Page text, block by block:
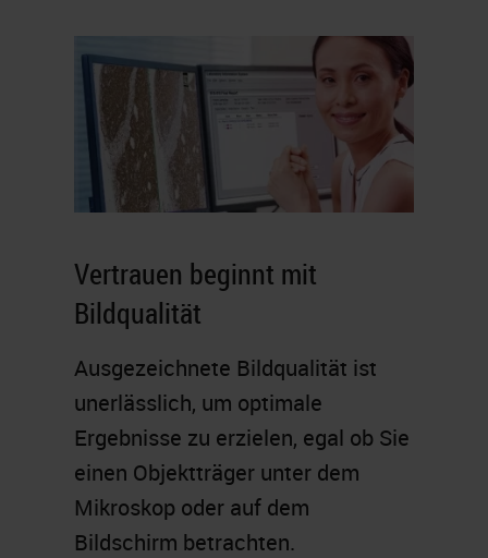
Vertrauen beginnt mit
Bildqualität
Ausgezeichnete Bildqualität ist
unerlässlich, um optimale
Ergebnisse zu erzielen, egal ob Sie
einen Objektträger unter dem
Mikroskop oder auf dem
Bildschirm betrachten.